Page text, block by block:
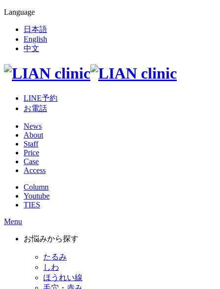
Language
日本語
English
中文
LINE予約
お電話
News
About
Staff
Price
Case
Access
Column
Youtube
TIES
Menu
お悩みから探す
たるみ
しわ
ほうれい線